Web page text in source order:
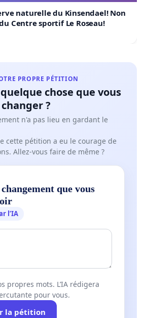
naturelle du Kinsendael! Non
Centre sportif Le Roseau!
PROPRE PÉTITION
chose que vous
?
n'a pas lieu en gardant le
cette pétition a eu le courage de
Allez-vous faire de même ?
que vous
l’IA
propres mots. L’IA rédigera
pour vous.
la pétition